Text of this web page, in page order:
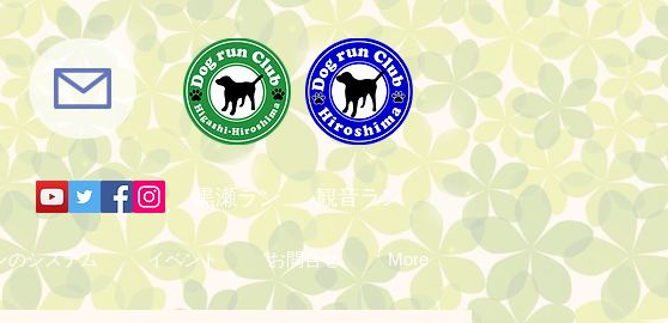
黒瀬ラン 観音ラン
のシステム イベント お問合せ More